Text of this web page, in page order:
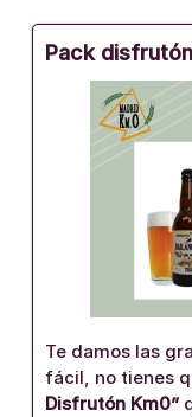
Pack
Te damos las
fácil, no tienes
Disfrutón Km0”